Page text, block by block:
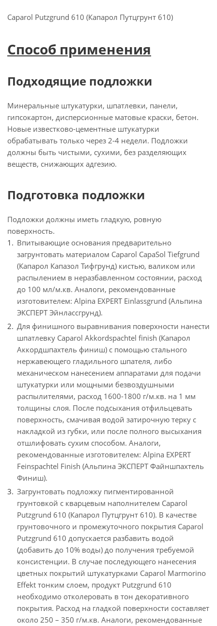
Caparol Putzgrund 610 (Капарол Путцгрунт 610)
Способ применения
Подходящие подложки
Минеральные штукатурки, шпатлевки, панели,
гипсокартон, дисперсионные матовые краски, бетон.
Новые известково-цементные штукатурки
обрабатывать только через 2-4 недели. Подложки
должны быть чистыми, сухими, без разделяющих
веществ, снижающих адгезию.
Подготовка подложки
Подложки должны иметь гладкую, ровную
поверхность.
Впитывающие основания предварительно
загрунтовать материалом Caparol CapaSol Tiefgrund
(Капарол Капазол Тифгрунд) кистью, валиком или
распылением в неразбавленном состоянии, расход
до 100 мл/м.кв. Аналоги, рекомендованные
изготовителем: Alpina EXPERT Einlassgrund (Альпина
ЭКСПЕРТ Эйнлассгрунд).
Для финишного выравнивания поверхности нанести
шпатлевку Caparol Akkordspachtel finish (Капарол
Аккордшпахтель финиш) с помощью стального
нержавеющего гладильного шпателя, либо
механическом нанесением аппаратами для подачи
штукатурки или мощными безвоздушными
распылителями, расход 1600-1800 г/м.кв. на 1 мм
толщины слоя. После подсыхания отфильцевать
поверхность, смачивая водой затирочную терку с
накладкой из губки, или после полного высыхания
отшлифовать сухим способом. Аналоги,
рекомендованные изготовителем: Alpina EXPERT
Feinspachtel Finish (Альпина ЭКСПЕРТ Файншпахтель
Финиш).
Загрунтовать подложку пигментированной
грунтовкой с кварцевым наполнителем Caparol
Putzgrund 610 (Капарол Путцгрунт 610). В качестве
грунтовочного и промежуточного покрытия Caparol
Putzgrund 610 допускается разбавить водой
(добавить до 10% воды) до получения требуемой
консистенции. В случае последующего нанесения
цветных покрытий штукатурками Caparol Marmorino
Effekt тонким слоем, продукт Putzgrund 610
необходимо отколеровать в тон декоративного
покрытия. Расход на гладкой поверхности составляет
около 250 – 350 г/м.кв. Аналоги, рекомендованные